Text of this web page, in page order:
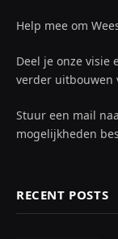
Help mee om
Deel je onze visie
verder uitbouwen
Stuur een mail
mogelijkheden
RECENT POSTS